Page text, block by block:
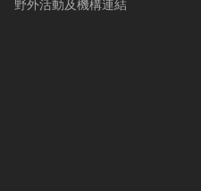
野外活動及機構連結